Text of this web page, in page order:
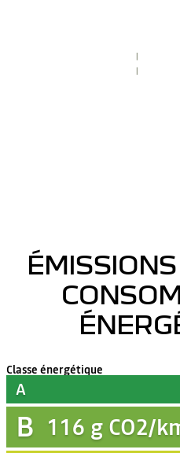
Classe énergétique
A
B 116 g CO2/